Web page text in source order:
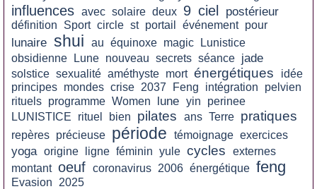
influences avec solaire deux 9 ciel postérieur
définition Sport circle st portail événement pour
lunaire shui au équinoxe magic
Lunistice
obsidienne
Lune nouveau secrets séance jade
solstice sexualité améthyste mort énergétiques
idée
principes mondes crise 2037 Feng intégration
pelvien
rituels programme Women lune yin
perinee
LUNISTICE
rituel bien pilates ans Terre pratiques
repères précieuse période témoignage exercices
yoga origine ligne féminin yule cycles
externes
montant oeuf coronavirus 2006 énergétique feng
Evasion 2025